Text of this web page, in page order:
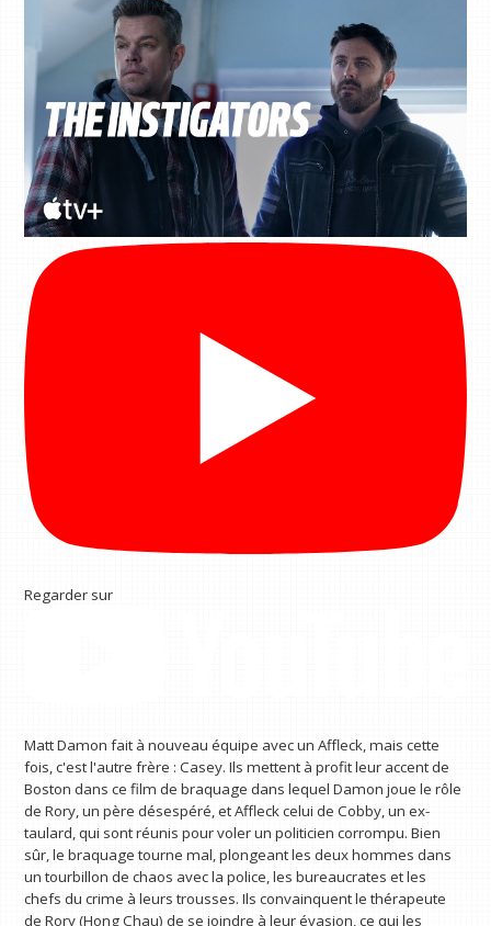
Regarder sur
Matt Damon fait à nouveau équipe avec un Affleck, mais cette
fois, c'est l'autre frère : Casey. Ils mettent à profit leur accent de
Boston dans ce film de braquage dans lequel Damon joue le rôle
de Rory, un père désespéré, et Affleck celui de Cobby, un ex-
taulard, qui sont réunis pour voler un politicien corrompu. Bien
sûr, le braquage tourne mal, plongeant les deux hommes dans
un tourbillon de chaos avec la police, les bureaucrates et les
chefs du crime à leurs trousses. Ils convainquent le thérapeute
de Rory (Hong Chau) de se joindre à leur évasion, ce qui les